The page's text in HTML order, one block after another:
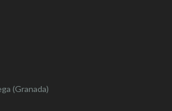
(Granada)